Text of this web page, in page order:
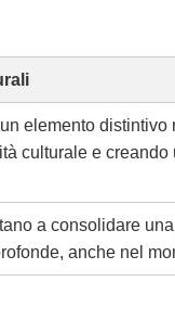
un elemento
culturale e
a consolidare
anche nel